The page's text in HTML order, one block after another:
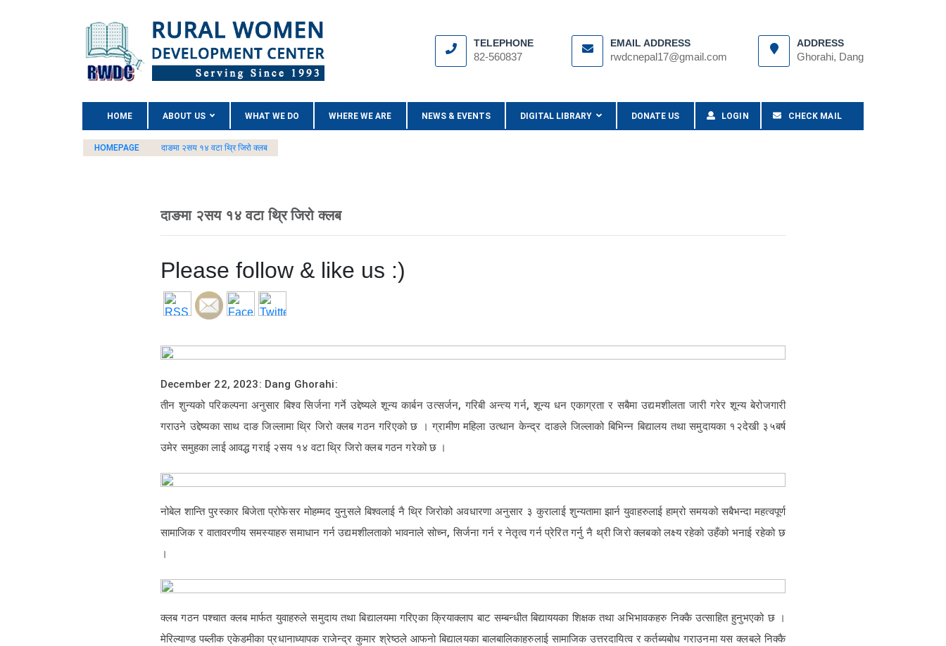
TELEPHONE
82-560837
EMAIL ADDRESS
rwdcnepal17@gmail.com
ADDRESS
Ghorahi, Dang
HOME(CURRENT)ABOUT US WHAT WE DO WHERE WE ARE NEWS & EVENTS DIGITAL LIBRARY DONATE US LOGIN CHECK MAIL
HOMEPAGE दाङमा २सय १४ वटा थ्रि जिरो क्लब
दाङमा २सय १४ वटा थ्रि जिरो क्लब
Please follow & like us :)
December 22, 2023: Dang Ghorahi:
तीन शुन्यको परिकल्पना अनुसार बिश्व सिर्जना गर्ने उद्देष्यले शून्य कार्बन उत्सर्जन, गरिबी अन्त्य गर्न, शून्य धन एकाग्रता र सबैमा उद्यमशीलता जारी गरेर शून्य बेरोजगारी
गराउने उद्देष्यका साथ दाङ जिल्लामा थ्रि जिरो क्लब गठन गरिएको छ । ग्रामीण महिला उत्थान केन्द्र दाङले जिल्लाको बिभिन्न बिद्यालय तथा समुदायका १२देखी ३५बर्ष
उमेर समुहका लाई आवद्ध गराई २सय १४ वटा थ्रि जिरो क्लब गठन गरेको छ ।
नोबेल शान्ति पुरस्कार बिजेता प्रोफेसर मोहम्मद युनुसले बिश्वलाई नै थ्रि जिरोको अवधारणा अनुसार ३ कुरालाई शुन्यतामा झार्न युवाहरुलाई हाम्रो समयको सबैभन्दा महत्वपूर्ण
सामाजिक र वातावरणीय समस्याहरु समाधान गर्न उद्यमशीलताको भावनाले सोच्न, सिर्जना गर्न र नेतृत्व गर्न प्रेरित गर्नु नै थ्री जिरो क्लबको लक्ष्य रहेको उहँको भनाई रहेको छ
।
क्लब गठन पश्चात क्लब मार्फत युवाहरुले समुदाय तथा बिद्यालयमा गरिएका क्रियाक्लाप बाट सम्बन्धीत बिद्याययका शिक्षक तथा अभिभावकहरु निक्कै उत्साहित हुनुभएको छ ।
मेरिल्याण्ड पब्लीक एकेडमीका प्रधानाध्यापक राजेन्द्र कुमार श्रेष्ठले आफनो बिद्यालयका बालबालिकाहरुलाई सामाजिक उत्तरदायित्व र कर्तब्यबोध गराउनमा यस क्लबले निक्कै